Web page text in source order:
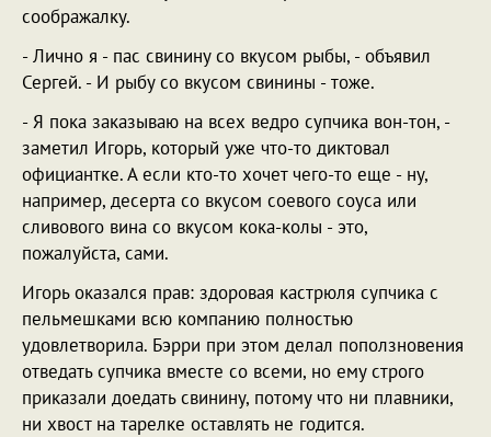
соображалку.
- Лично я - пас свинину со вкусом рыбы, - объявил
Сергей. - И рыбу со вкусом свинины - тоже.
- Я пока заказываю на всех ведро супчика вон-тон, -
заметил Игорь, который уже что-то диктовал
официантке. А если кто-то хочет чего-то еще - ну,
например, десерта со вкусом соевого соуса или
сливового вина со вкусом кока-колы - это,
пожалуйста, сами.
Игорь оказался прав: здоровая кастрюля супчика с
пельмешками всю компанию полностью
удовлетворила. Бэрри при этом делал поползновения
отведать супчика вместе со всеми, но ему строго
приказали доедать свинину, потому что ни плавники,
ни хвост на тарелке оставлять не годится.